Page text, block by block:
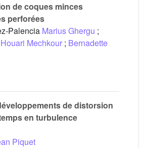
de coques minces
perforées
Palencia Marius Ghergu ;
Houari Mechkour ; Bernadette
de distorsion
en turbulence
Piquet